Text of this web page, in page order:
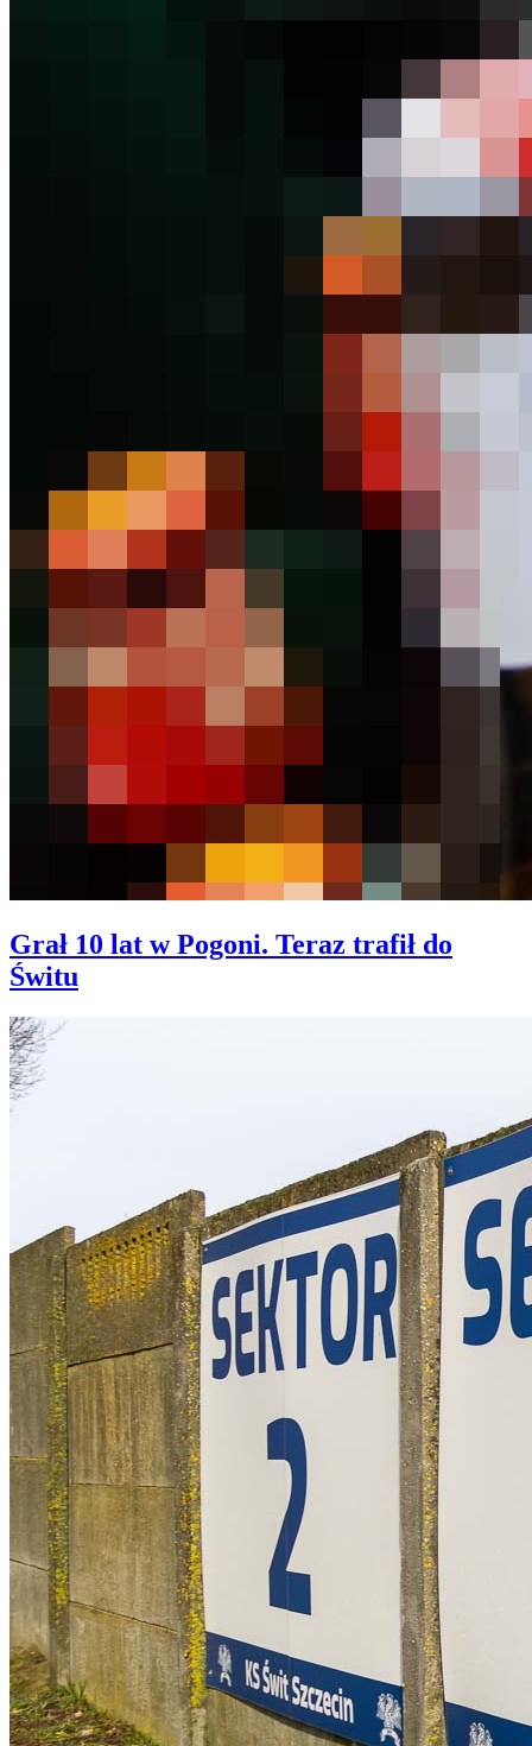
Grał 10 lat w Pogoni. Teraz trafił do
Świtu